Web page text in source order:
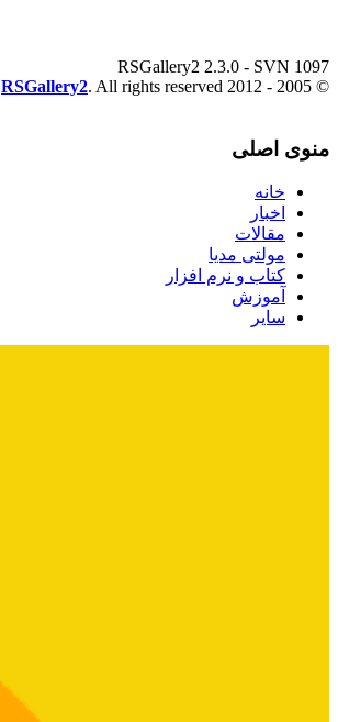
RSGallery2 2.3.0 - SVN 1097
© 2005 - 2012
RSGallery2. All rights reserved.
منوی اصلی
خانه
اخبار
مقالات
مولتی مدیا
کتاب و نرم افزار
آموزش
سایر